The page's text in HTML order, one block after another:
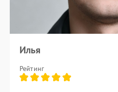
Илья
Рейтинг